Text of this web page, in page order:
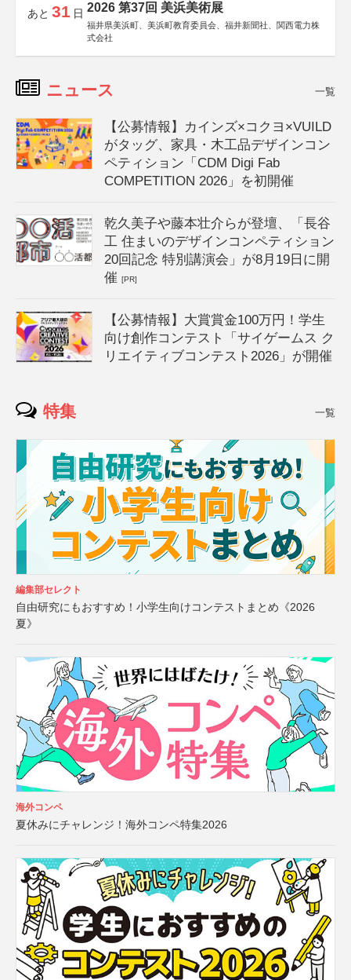
あと 31 日 2026 第37回 美浜美術展
福井県美浜町、美浜町教育委員会、福井新聞社、関西電力株
式会社
ニュース 一覧
【公募情報】カインズ×コクヨ×VUILD
がタッグ、家具・木工品デザインコン
ペティション「CDM Digi Fab
COMPETITION 2026」を初開催
乾久美子や藤本壮介らが登壇、「長谷
工 住まいのデザインコンペティション
20回記念 特別講演会」が8月19日に開
催[PR]
【公募情報】大賞賞金100万円！学生
向け創作コンテスト「サイゲームス ク
リエイティブコンテスト2026」が開催
特集 一覧
編集部セレクト
自由研究にもおすすめ！小学生向けコンテストまとめ《2026
夏》
海外コンペ
夏休みにチャレンジ！海外コンペ特集2026